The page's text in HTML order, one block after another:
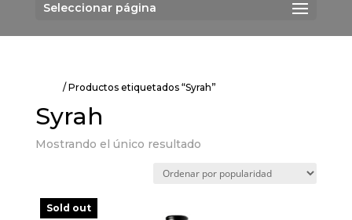
Seleccionar página
/ Productos etiquetados “Syrah”
Syrah
Mostrando el único resultado
Sold out